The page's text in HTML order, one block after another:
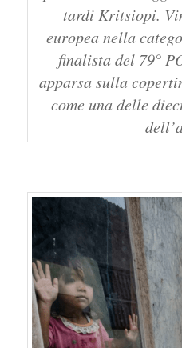
tardi Kritsiopi.
europea nella
finalista del 79°
apparsa sulla
come una delle